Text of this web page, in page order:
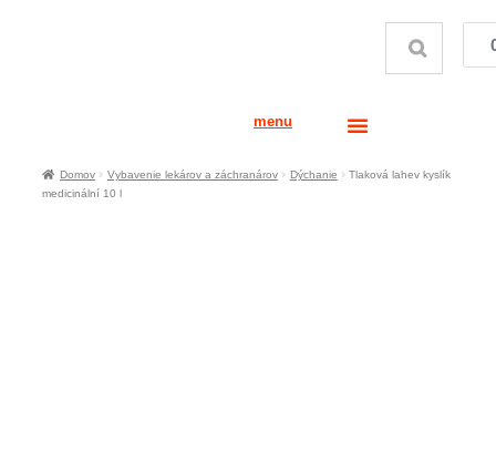
menu
Domov Vybavenie lekárov a záchranárov Dýchanie
Tlaková lahev kyslík
medicinální 10 l